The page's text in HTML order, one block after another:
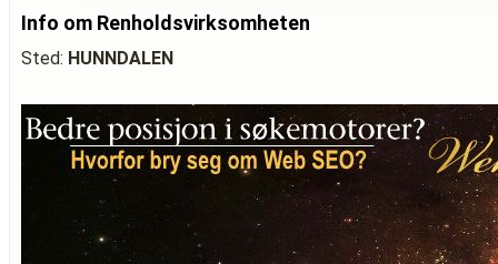
Info om Renholdsvirksomheten
Sted: HUNNDALEN